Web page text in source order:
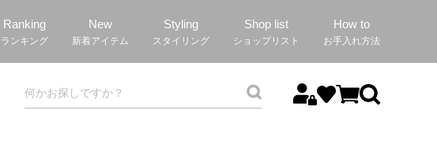
Ranking
ランキング
New
新着アイテム
Styling
スタイリング
Shop list
ショップリスト
How to
お手入れ方法